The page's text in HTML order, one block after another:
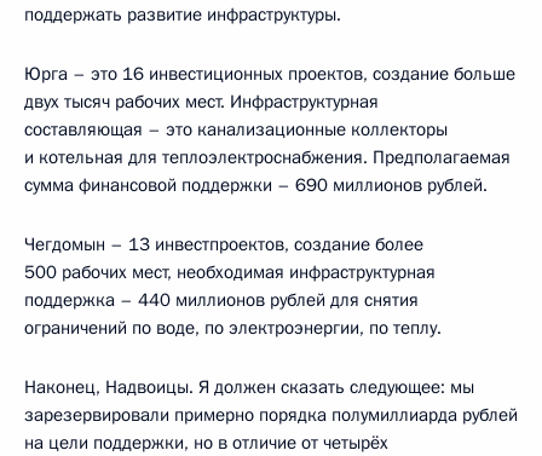
поддержать развитие инфраструктуры.
Юрга – это 16 инвестиционных проектов, создание больше
двух тысяч рабочих мест. Инфраструктурная
составляющая – это канализационные коллекторы
и котельная для теплоэлектроснабжения. Предполагаемая
сумма финансовой поддержки – 690 миллионов рублей.
Чегдомын – 13 инвестпроектов, создание более
500 рабочих мест, необходимая инфраструктурная
поддержка – 440 миллионов рублей для снятия
ограничений по воде, по электроэнергии, по теплу.
Наконец, Надвоицы. Я должен сказать следующее: мы
зарезервировали примерно порядка полумиллиарда рублей
на цели поддержки, но в отличие от четырёх